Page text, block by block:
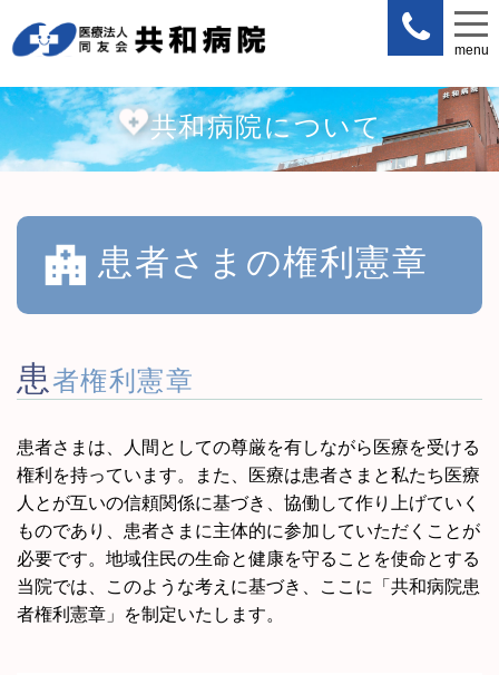
menu
共和病院について
患者さまの権利憲章
患者権利憲章
患者さまは、人間としての尊厳を有しながら医療を受ける
権利を持っています。また、医療は患者さまと私たち医療
人とが互いの信頼関係に基づき、協働して作り上げていく
ものであり、患者さまに主体的に参加していただくことが
必要です。地域住民の生命と健康を守ることを使命とする
当院では、このような考えに基づき、ここに「共和病院患
者権利憲章」を制定いたします。